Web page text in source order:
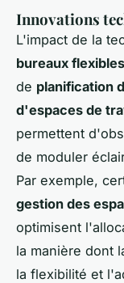
Innovations
L'impact de la
bureaux flexibles
de planification
d'espaces de
permettent
de moduler
Par exemple,
gestion des
optimisent
la manière dont
la flexibilité et